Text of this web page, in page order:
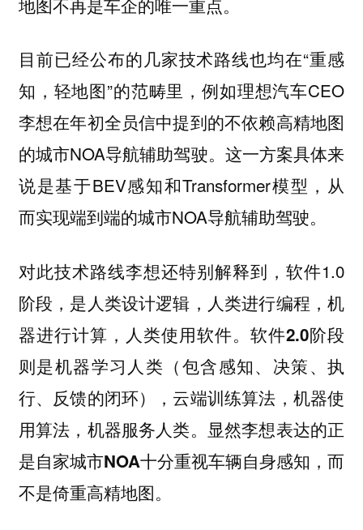
地图不再是车企的唯一重点。
目前已经公布的几家技术路线也均在“重感
知，轻地图”的范畴里，例如理想汽车CEO
李想在年初全员信中提到的不依赖高精地图
的城市NOA导航辅助驾驶。这一方案具体来
说是基于BEV感知和Transformer模型，从
而实现端到端的城市NOA导航辅助驾驶。
对此技术路线李想还特别解释到，软件1.0
阶段，是人类设计逻辑，人类进行编程，机
器进行计算，人类使用软件。软件2.0阶段
则是机器学习人类（包含感知、决策、执
行、反馈的闭环），云端训练算法，机器使
用算法，机器服务人类。显然李想表达的正
是自家城市NOA十分重视车辆自身感知，而
不是倚重高精地图。